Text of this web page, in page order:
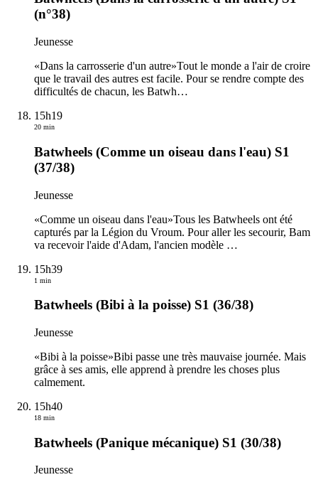
(n°38)
Jeunesse
«Dans la carrosserie d'un autre»Tout le monde a l'air de croire
que le travail des autres est facile. Pour se rendre compte des
difficultés de chacun, les Batwh…
15h19
20 min
Batwheels (Comme un oiseau dans l'eau) S1
(37/38)
Jeunesse
«Comme un oiseau dans l'eau»Tous les Batwheels ont été
capturés par la Légion du Vroum. Pour aller les secourir, Bam
va recevoir l'aide d'Adam, l'ancien modèle …
15h39
1 min
Batwheels (Bibi à la poisse) S1 (36/38)
Jeunesse
«Bibi à la poisse»Bibi passe une très mauvaise journée. Mais
grâce à ses amis, elle apprend à prendre les choses plus
calmement.
15h40
18 min
Batwheels (Panique mécanique) S1 (30/38)
Jeunesse